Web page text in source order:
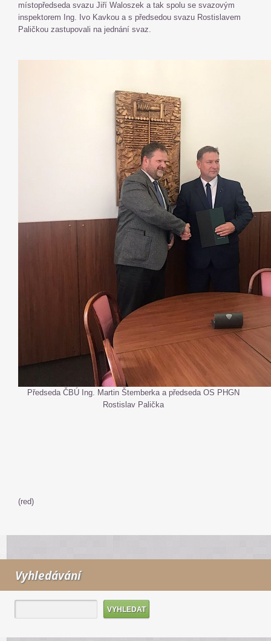
místopředseda svazu Jiří Waloszek a tak spolu se svazovým
inspektorem Ing. Ivo Kavkou a s předsedou svazu Rostislavem
Paličkou zastupovali na jednání svaz.
Předseda ČBÚ Ing. Martin Štemberka a předseda OS PHGN
Rostislav Palička
(red)
Vyhledávání